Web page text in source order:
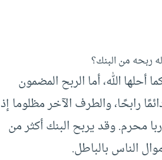
ربحه من البنك؟
الله، أما الربح المضمون
رابحًا، والطرف الآخر مظلوما إذ
محرم. وقد يربح البنك أكثر من
الناس بالباطل.